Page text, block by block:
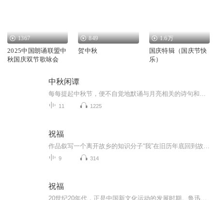
1367
2025中国朗诵联盟中
秋国庆双节歌咏会
849
贺中秋
1.6万
国庆特辑（国庆节快
乐）
中秋闲谭
11 1225
祝福
9 314
祝福